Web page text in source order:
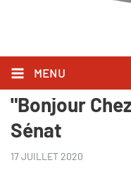
MENU
Marc
"Bonjour
Sénat
17 JUILLET 2020